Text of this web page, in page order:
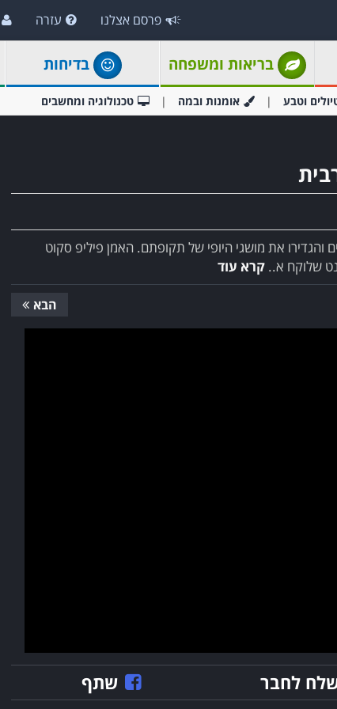
פרסם אצלנו עזרה
בריאות ומשפחה בדיחות
וטבע אומנות ובמה טכנולוגיה ומחשבים
והגדירו את מושגי היופי של תקופתם. האמן פיליפ סקוט
שלוקח א.. קרא עוד
הבא
לחבר שתף